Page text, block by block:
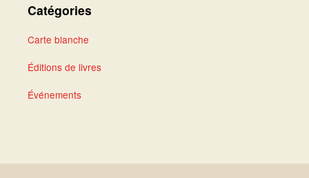
Catégories
Carte blanche
Éditions de livres
Événements